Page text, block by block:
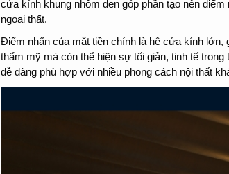
cửa kính khung nhôm đen góp phần tạo nên
ngoại thất.
Điểm nhấn của mặt tiền chính là hệ cửa kính lớn,
thẩm mỹ mà còn thể hiện sự tối giản, tinh tế
dễ dàng phù hợp với nhiều phong cách nội thất